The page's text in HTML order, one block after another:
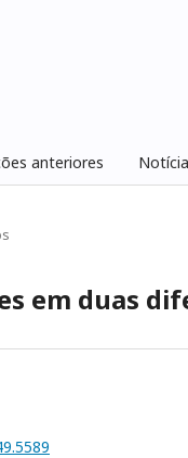
anteriores
em duas